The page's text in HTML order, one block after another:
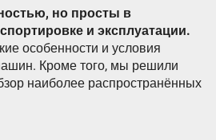
но просты в
и эксплуатации.
особенности и условия
Кроме того, мы решили
наиболее распространённых